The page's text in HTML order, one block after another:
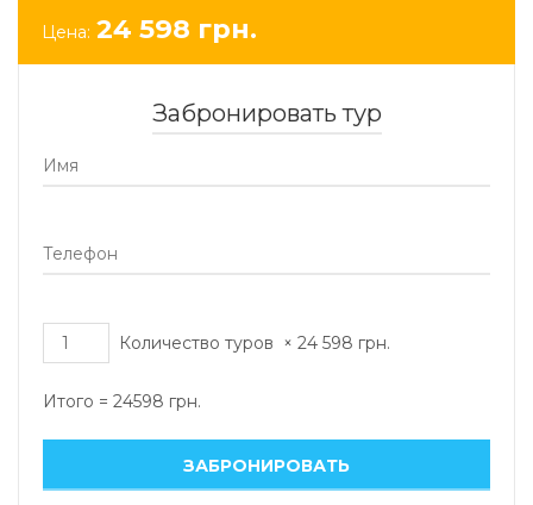
Цена: 24 598 грн.
Забронировать тур
Количество туров × 24 598 грн.
Итого = 24598 грн.